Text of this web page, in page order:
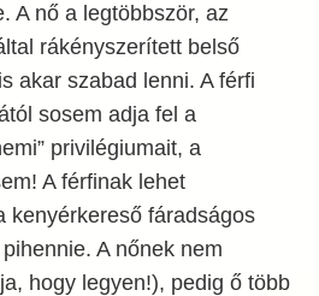
A nő a legtöbbször, az
rákényszerített belső
akar szabad lenni. A férfi
sosem adja fel a
privilégiumait, a
A férfinak lehet
kenyérkereső fáradságos
A nőnek nem
hogy legyen!), pedig ő több